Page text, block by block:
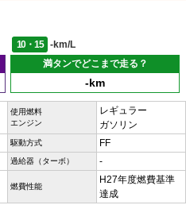
10・15
-km/L
満タンでどこまで走る？
-km
使用燃料
エンジン
レギュラー
ガソリン
駆動方式 FF
過給器（ターボ） -
燃費性能
H27年度燃費基準
達成